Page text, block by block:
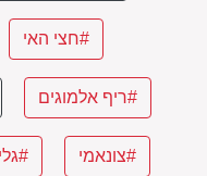
#חצי האי
#ריף אלמוגים
#צונאמי